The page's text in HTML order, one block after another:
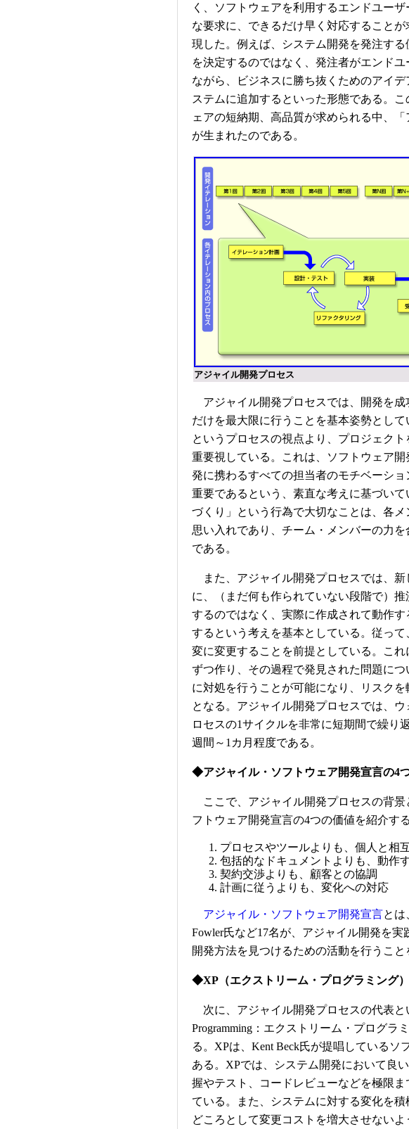
く、ソフトウェアを利用するエンドユー
な要求に、できるだけ早く対応すること
現した。例えば、システム開発を発注す
を決定するのではなく、発注者がエンド
ながら、ビジネスに勝ち抜くためのアイ
ステムに追加するといった形態である。
ェアの短納期、高品質が求められる中、「
が生まれたのである。
アジャイル開発プロセス
アジャイル開発プロセスでは、開発を成
だけを最大限に行うことを基本姿勢とし
というプロセスの視点より、プロジェク
重要視している。これは、ソフトウェア
発に携わるすべての担当者のモチベーシ
重要であるという、素直な考えに基づい
づくり」という行為で大切なことは、各
思い入れであり、チーム・メンバーの力
である。
また、アジャイル開発プロセスでは、新
に、（まだ何も作られていない段階で）
するのではなく、実際に作成されて動作
するという考えを基本としている。従っ
変に変更することを前提としている。こ
ずつ作り、その過程で発見された問題に
に対処を行うことが可能になり、リスク
となる。アジャイル開発プロセスでは、
ロセスの1サイクルを非常に短期間で繰り
週間～1カ月程度である。
◆アジャイル・ソフトウェア開発宣言の4
ここで、アジャイル開発プロセスの背景
フトウェア開発宣言の4つの価値を紹介する
プロセスやツールよりも、個人と相
包括的なドキュメントよりも、動作
契約交渉よりも、顧客との協調
計画に従うよりも、変化への対応
アジャイル・ソフトウェア開発宣言とは
Fowler氏など17名が、アジャイル開発を
開発方法を見つけるための活動を行うこと
◆XP（エクストリーム・プログラミング
次に、アジャイル開発プロセスの代表と
Programming：エクストリーム・プログラ
る。XPは、Kent Beck氏が提唱しているソ
ある。XPでは、システム開発において良
握やテスト、コードレビューなどを極限
ている。また、システムに対する変化を積
どころとして変更コストを増大させない